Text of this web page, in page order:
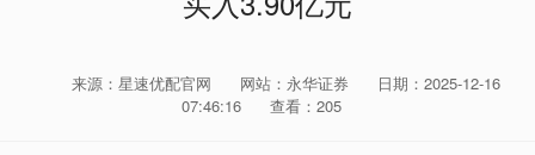
来源：星速优配官网 网站：永华证券
日期：2025-12-16
07:46:16
查看：205